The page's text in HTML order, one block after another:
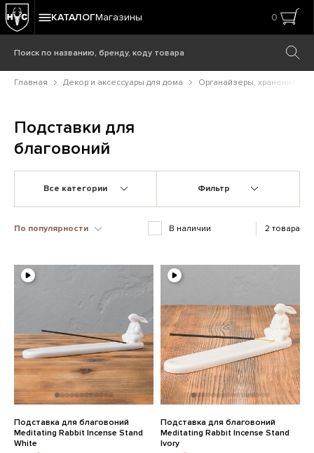
КАТАЛОГМагазины 0
Главная Декор и аксессуары для дома Органайзеры, хранение
Подставки для
благовоний
Все категории Фильтр
По популярности В наличии 2 товара
Подставка для благовоний
Meditating Rabbit Incense Stand
White
Подставка для благовоний
Meditating Rabbit Incense Stand
Ivory